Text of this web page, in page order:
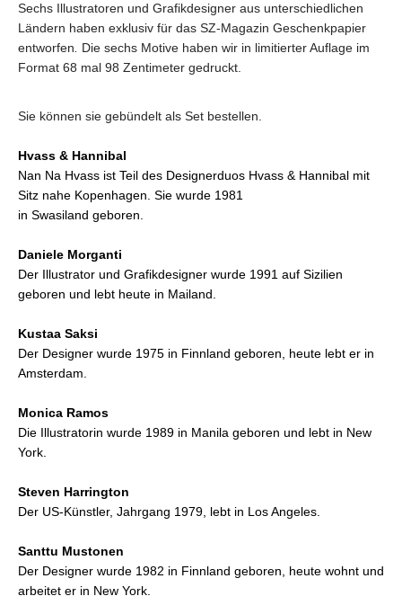
Sechs Illustratoren und Grafikdesigner aus unterschiedlichen
Ländern haben exklusiv für das SZ-Magazin Geschenkpapier
entworfen. Die sechs Motive haben wir in limitierter Auflage im
Format 68 mal 98 Zentimeter gedruckt.
Sie können sie gebündelt als Set bestellen.
Hvass & Hannibal
Nan Na Hvass ist Teil des Designerduos Hvass & Hannibal mit
Sitz nahe Kopenhagen. Sie wurde 1981
in Swasiland geboren.
Daniele Morganti
Der Illustrator und Grafikdesigner wurde 1991 auf Sizilien
geboren und lebt heute in Mailand.
Kustaa Saksi
Der Designer wurde 1975 in Finnland geboren, heute lebt er in
Amsterdam.
Monica Ramos
Die Illustratorin wurde 1989 in Manila geboren und lebt in New
York.
Steven Harrington
Der US-Künstler, Jahrgang 1979, lebt in Los Angeles.
Santtu Mustonen
Der Designer wurde 1982 in Finnland geboren, heute wohnt und
arbeitet er in New York.